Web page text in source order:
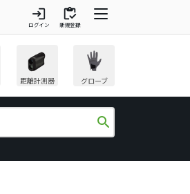
login
ログイン
inventory
新規登録
距離計測器 グローブ
search